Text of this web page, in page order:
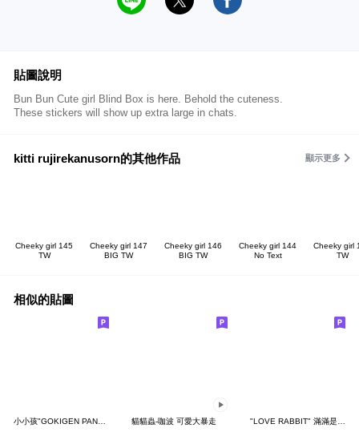
貼圖說明
Bun Bun Cute girl Blind Box is here. Behold the cuteness.
These stickers will show up extra large in chats.
kitti rujirekanusorn的其他作品 顯示更多
Cheeky girl 145
TW
Cheeky girl 147
BIG TW
Cheeky girl 146
BIG TW
Cheeky girl 144
No Text
Cheeky girl
TW
相似的貼圖
小小孩"GOKIGEN PANDA" 台灣版 貓貓蟲-咖波 可愛大暴走 "LOVE RABBIT" 滿滿是愛 台灣版